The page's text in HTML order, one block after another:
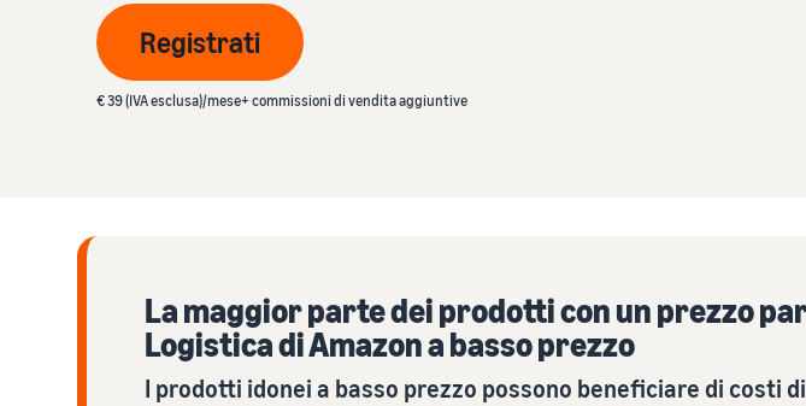
Gestisci i tuoi ordini
Far arrivare i prodotti agli acquirenti
Scopri soluzioni adatte per gestire le tue spedizioni
Calcolatore dei ricavi
Stima le tue vendite su Amazon
crescere su Amazon
Ottieni una ripartizione dei costi per questo popolare
programma
Centro di conoscenza IVA
Tutto quello che devi sapere sull'IVA in un unico posto
Registrati
€ 39 (IVA esclusa)/mese+ commissioni di vendita aggiuntive
La maggior parte dei prodotti con un prezzo
Logistica di Amazon a basso prezzo
I prodotti idonei a basso prezzo possono beneficiare di costi